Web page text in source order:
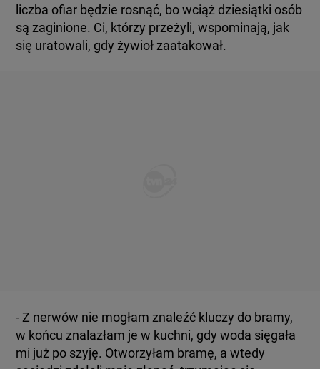
liczba ofiar będzie rosnąć, bo wciąż dziesiątki osób
są zaginione. Ci, którzy przeżyli, wspominają, jak
się uratowali, gdy żywioł zaatakował.
- Z nerwów nie mogłam znaleźć kluczy do bramy,
w końcu znalazłam je w kuchni, gdy woda sięgała
mi już po szyję. Otworzyłam bramę, a wtedy